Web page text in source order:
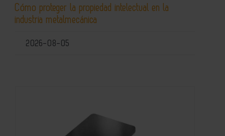
Cómo proteger la propiedad intelectual en la
industria metalmecánica
2026-08-05